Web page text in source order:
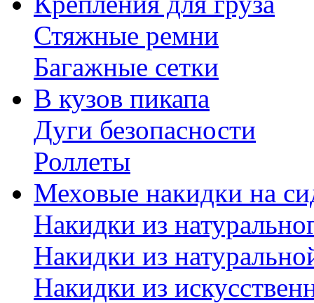
Стяжные ремни
Багажные сетки
В кузов пикапа
Дуги безопасности
Роллеты
Меховые накидки на
Накидки из
Накидки из
Накидки из